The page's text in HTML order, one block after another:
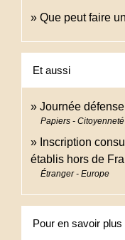
Que peut faire
Et aussi
Journée
Papiers -
Inscription
établis hors de
Étranger - Europe
Pour en savoir plus